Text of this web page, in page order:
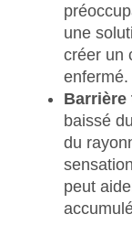
une
créer un
enfermé.
Barrière
baissé
du
peut